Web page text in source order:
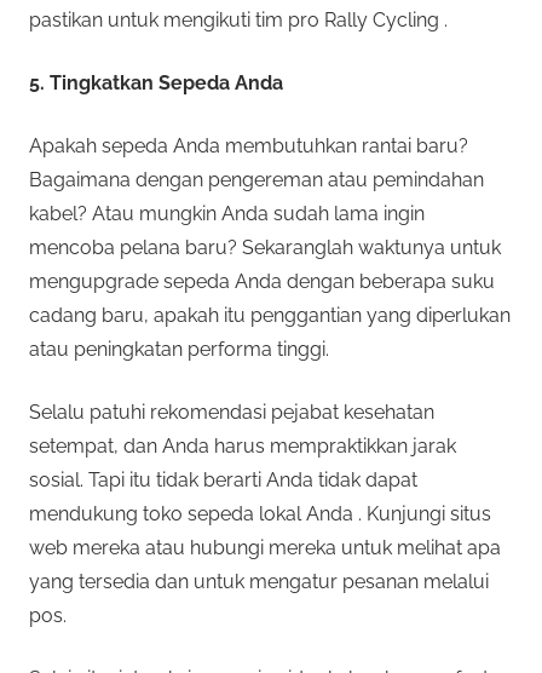
pastikan untuk mengikuti tim pro Rally Cycling .
5. Tingkatkan Sepeda Anda
Apakah sepeda Anda membutuhkan rantai baru?
Bagaimana dengan pengereman atau pemindahan
kabel? Atau mungkin Anda sudah lama ingin
mencoba pelana baru? Sekaranglah waktunya untuk
mengupgrade sepeda Anda dengan beberapa suku
cadang baru, apakah itu penggantian yang diperlukan
atau peningkatan performa tinggi.
Selalu patuhi rekomendasi pejabat kesehatan
setempat, dan Anda harus mempraktikkan jarak
sosial. Tapi itu tidak berarti Anda tidak dapat
mendukung toko sepeda lokal Anda . Kunjungi situs
web mereka atau hubungi mereka untuk melihat apa
yang tersedia dan untuk mengatur pesanan melalui
pos.